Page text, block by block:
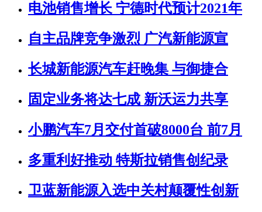
电池销售增长 宁德时代预计2021年
自主品牌竞争激烈 广汽新能源宣
长城新能源汽车赶晚集 与御捷合
固定业务将达七成 新沃运力共享
小鹏汽车7月交付首破8000台 前7月
多重利好推动 特斯拉销售创纪录
卫蓝新能源入选中关村颠覆性创新